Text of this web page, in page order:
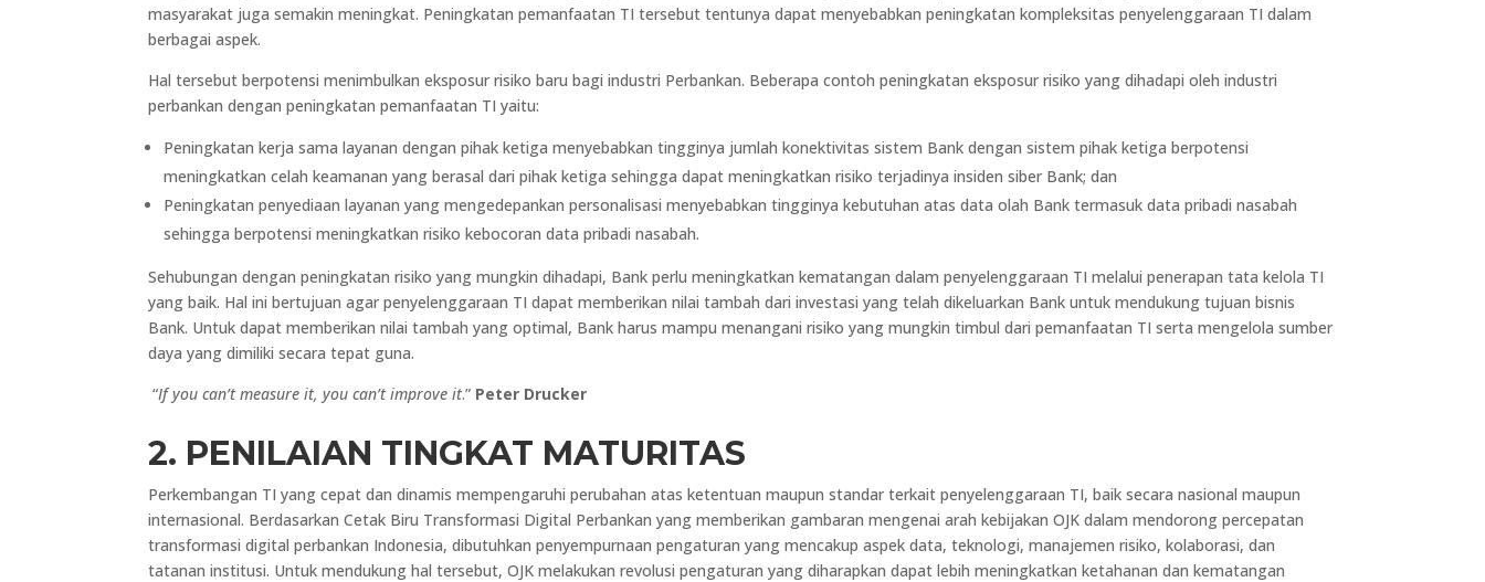
masyarakat juga semakin meningkat. Peningkatan pemanfaatan TI tersebut tentunya dapat menyebabkan peningkatan kompleksitas penyelenggaraan TI dalam
berbagai aspek.
Hal tersebut berpotensi menimbulkan eksposur risiko baru bagi industri Perbankan. Beberapa contoh peningkatan eksposur risiko yang dihadapi oleh industri
perbankan dengan peningkatan pemanfaatan TI yaitu:
Peningkatan kerja sama layanan dengan pihak ketiga menyebabkan tingginya jumlah konektivitas sistem Bank dengan sistem pihak ketiga berpotensi
meningkatkan celah keamanan yang berasal dari pihak ketiga sehingga dapat meningkatkan risiko terjadinya insiden siber Bank; dan
Peningkatan penyediaan layanan yang mengedepankan personalisasi menyebabkan tingginya kebutuhan atas data olah Bank termasuk data pribadi nasabah
sehingga berpotensi meningkatkan risiko kebocoran data pribadi nasabah.
Sehubungan dengan peningkatan risiko yang mungkin dihadapi, Bank perlu meningkatkan kematangan dalam penyelenggaraan TI melalui penerapan tata kelola TI
yang baik. Hal ini bertujuan agar penyelenggaraan TI dapat memberikan nilai tambah dari investasi yang telah dikeluarkan Bank untuk mendukung tujuan bisnis
Bank. Untuk dapat memberikan nilai tambah yang optimal, Bank harus mampu menangani risiko yang mungkin timbul dari pemanfaatan TI serta mengelola sumber
daya yang dimiliki secara tepat guna.
“If you can’t measure it, you can’t improve it.” Peter Drucker
2. PENILAIAN TINGKAT MATURITAS
Perkembangan TI yang cepat dan dinamis mempengaruhi perubahan atas ketentuan maupun standar terkait penyelenggaraan TI, baik secara nasional maupun
internasional. Berdasarkan Cetak Biru Transformasi Digital Perbankan yang memberikan gambaran mengenai arah kebijakan OJK dalam mendorong percepatan
transformasi digital perbankan Indonesia, dibutuhkan penyempurnaan pengaturan yang mencakup aspek data, teknologi, manajemen risiko, kolaborasi, dan
tatanan institusi. Untuk mendukung hal tersebut, OJK melakukan revolusi pengaturan yang diharapkan dapat lebih meningkatkan ketahanan dan kematangan